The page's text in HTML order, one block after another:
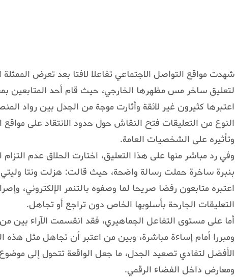
شهدت مواقع التواصل الاجتماعي تفاعلا لافتا بعد تعرض
لتعليق ساخر مس مظهرها الخارجي، حيث قام أحد المتابعين
اعتبرها كثيرون غير لائقة وأثارت موجة من الجدل بين رواد
النوع من التعليقات فتح النقاش حول حدود الانتقاد على مواقع
وتأثيره على الشخصيات العامة.
وفي رد مباشر منها على هذا التعليق، اختارت الحلاق عدم
بنبرة ساخرة حملت رسالة واضحة، حيث قالت: هزلت ونتا وليتي
اعتبره متابعون رفضا صريحا لما وصفوه بالتنمر الإلكتروني،
التعليقات الجارحة بأسلوبها الخاص دون تراجع أو تجاهل.
أما على مستوى التفاعل الجماهيري، فقد انقسمت الآراء بين
ومبررا أمام إساءة مباشرة، وبين من اعتبر أن تجاهل مثل هذه
الأفضل لتفادي تصعيد الجدل، ما جعل الواقعة تتحول إلى
ومعارض داخل الفضاء الرقمي.